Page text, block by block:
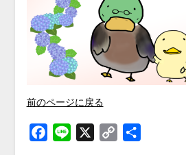
前のページに戻る
Facebook
Line
Copy